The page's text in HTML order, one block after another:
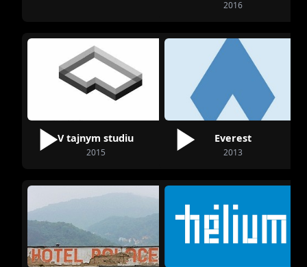
Jiří Imlauf
2016
V tajnym studiu
2015
Everest
2013